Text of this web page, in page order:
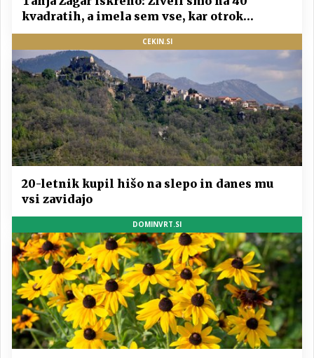
kvadratih, a imela sem vse, kar otrok
potrebuje
CEKIN.SI
20-letnik kupil hišo na slepo in danes mu
vsi zavidajo
DOMINVRT.SI